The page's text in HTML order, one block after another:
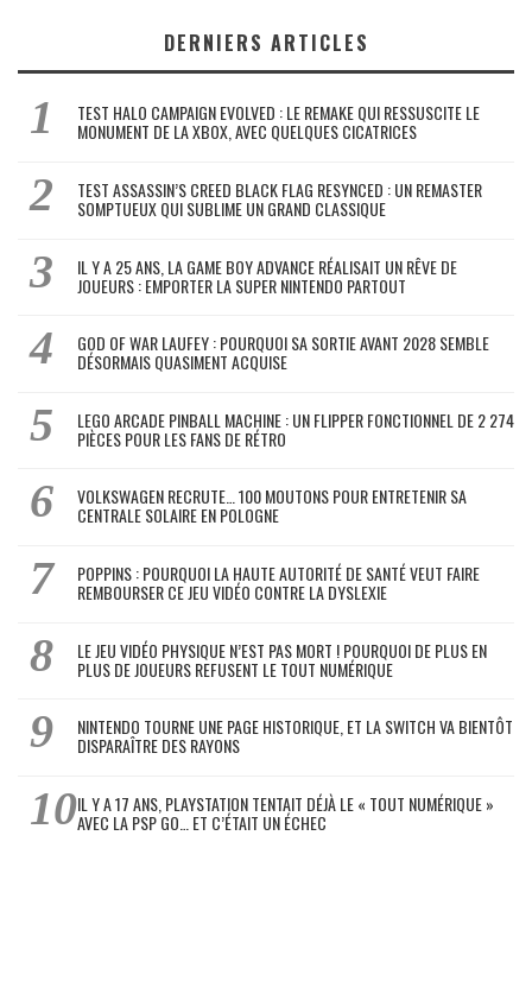
DERNIERS ARTICLES
TEST HALO CAMPAIGN EVOLVED : LE REMAKE QUI RESSUSCITE LE
MONUMENT DE LA XBOX, AVEC QUELQUES CICATRICES
TEST ASSASSIN’S CREED BLACK FLAG RESYNCED : UN REMASTER
SOMPTUEUX QUI SUBLIME UN GRAND CLASSIQUE
IL Y A 25 ANS, LA GAME BOY ADVANCE RÉALISAIT UN RÊVE DE
JOUEURS : EMPORTER LA SUPER NINTENDO PARTOUT
GOD OF WAR LAUFEY : POURQUOI SA SORTIE AVANT 2028 SEMBLE
DÉSORMAIS QUASIMENT ACQUISE
LEGO ARCADE PINBALL MACHINE : UN FLIPPER FONCTIONNEL DE 2 274
PIÈCES POUR LES FANS DE RÉTRO
VOLKSWAGEN RECRUTE… 100 MOUTONS POUR ENTRETENIR SA
CENTRALE SOLAIRE EN POLOGNE
POPPINS : POURQUOI LA HAUTE AUTORITÉ DE SANTÉ VEUT FAIRE
REMBOURSER CE JEU VIDÉO CONTRE LA DYSLEXIE
LE JEU VIDÉO PHYSIQUE N’EST PAS MORT ! POURQUOI DE PLUS EN
PLUS DE JOUEURS REFUSENT LE TOUT NUMÉRIQUE
NINTENDO TOURNE UNE PAGE HISTORIQUE, ET LA SWITCH VA BIENTÔT
DISPARAÎTRE DES RAYONS
IL Y A 17 ANS, PLAYSTATION TENTAIT DÉJÀ LE « TOUT NUMÉRIQUE »
AVEC LA PSP GO… ET C’ÉTAIT UN ÉCHEC